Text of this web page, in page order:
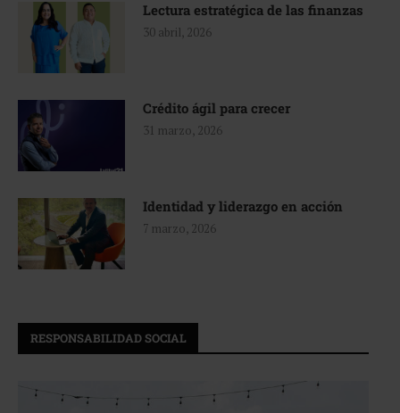
Lectura estratégica de las finanzas
30 abril, 2026
Crédito ágil para crecer
31 marzo, 2026
Identidad y liderazgo en acción
7 marzo, 2026
RESPONSABILIDAD SOCIAL